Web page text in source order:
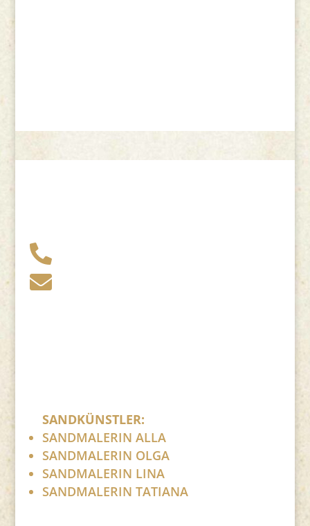


SANDKÜNSTLER:
SANDMALERIN ALLA
SANDMALERIN OLGA
SANDMALERIN LINA
SANDMALERIN TATIANA